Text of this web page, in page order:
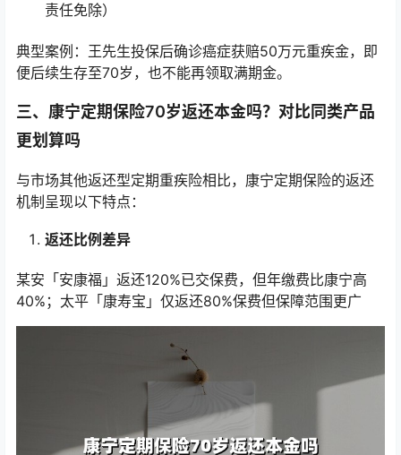
责任免除）
典型案例：王先生投保后确诊癌症获赔50万元重疾金，即
便后续生存至70岁，也不能再领取满期金。
三、康宁定期保险70岁返还本金吗？对比同类产品
更划算吗
与市场其他返还型定期重疾险相比，康宁定期保险的返还
机制呈现以下特点：
返还比例差异
某安「安康福」返还120%已交保费，但年缴费比康宁高
40%；太平「康寿宝」仅返还80%保费但保障范围更广